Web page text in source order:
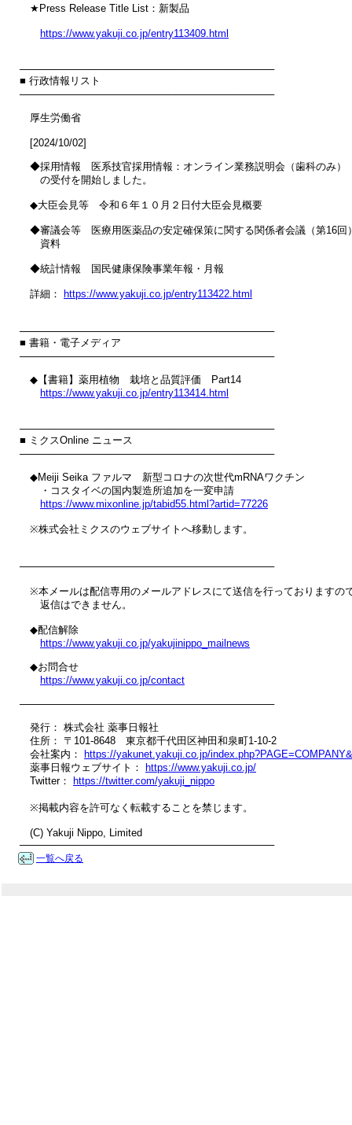
★Press Release Title List：新製品
https://www.yakuji.co.jp/entry113409.html
────────────────────────────────────
■ 行政情報リスト
────────────────────────────────────
厚生労働省
[2024/10/02]
◆採用情報　医系技官採用情報：オンライン業務説明会（歯科のみ）
の受付を開始しました。
◆大臣会見等　令和６年１０月２日付大臣会見概要
◆審議会等　医療用医薬品の安定確保策に関する関係者会議（第16回
資料
◆統計情報　国民健康保険事業年報・月報
詳細： https://www.yakuji.co.jp/entry113422.html
────────────────────────────────────
■ 書籍・電子メディア
────────────────────────────────────
◆【書籍】薬用植物　栽培と品質評価　Part14
https://www.yakuji.co.jp/entry113414.html
────────────────────────────────────
■ ミクスOnline ニュース
────────────────────────────────────
◆Meiji Seika ファルマ　新型コロナの次世代mRNAワクチン
・コスタイベの国内製造所追加を一変申請
https://www.mixonline.jp/tabid55.html?artid=77226
※株式会社ミクスのウェブサイトへ移動します。
────────────────────────────────────
※本メールは配信専用のメールアドレスにて送信を行っておりますの
返信はできません。
◆配信解除
https://www.yakuji.co.jp/yakujinippo_mailnews
◆お問合せ
https://www.yakuji.co.jp/contact
────────────────────────────────────
発行： 株式会社 薬事日報社
住所： 〒101-8648　東京都千代田区神田和泉町1-10-2
会社案内：
https://yakunet.yakuji.co.jp/
薬事日報ウェブサイト：
https://www.yakuji.co.jp/
Twitter：
https://twitter.com/yakuji_nippo
※掲載内容を許可なく転載することを禁じます。
(C) Yakuji Nippo, Limited
────────────────────────────────────
一覧へ戻る